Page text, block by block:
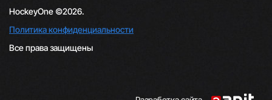
HockeyOne ©2026.
Политика конфиденциальности
Все права защищены